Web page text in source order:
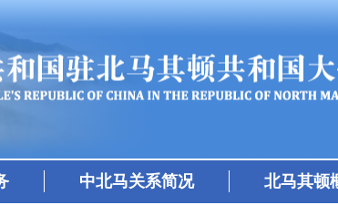
中北马关系简况 北马其顿